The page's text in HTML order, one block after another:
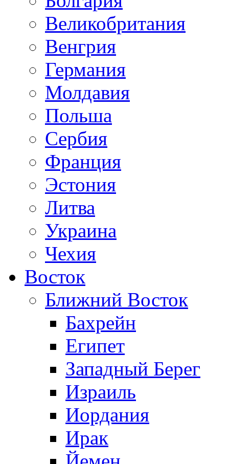
Великобритания
Венгрия
Германия
Молдавия
Польша
Сербия
Франция
Эстония
Литва
Украина
Чехия
Восток
Ближний Восток
Бахрейн
Египет
Западный Берег
Израиль
Иордания
Ирак